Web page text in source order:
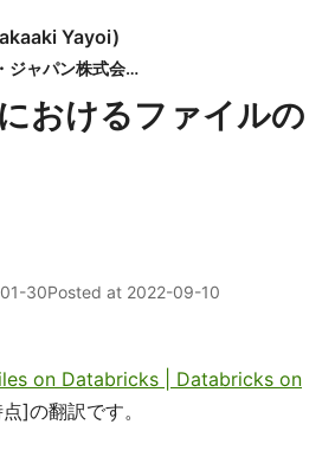
Yayoi)
データブリックス・ジャパン株式会社
おけるファイルの
30Posted at 2022-09-10
on Databricks | Databricks on
]の翻訳です。